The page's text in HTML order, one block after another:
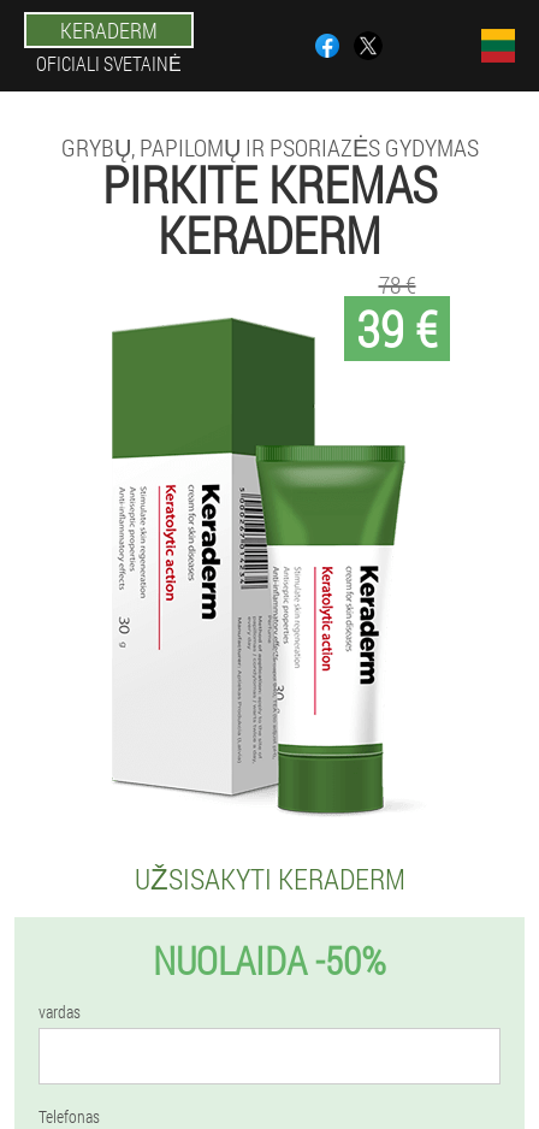
KERADERM
OFICIALI SVETAINĖ
GRYBŲ, PAPILOMŲ IR PSORIAZĖS GYDYMAS
PIRKITE KREMAS
KERADERM
39 €
78 €
UŽSISAKYTI KERADERM
NUOLAIDA -50%
vardas
Telefonas